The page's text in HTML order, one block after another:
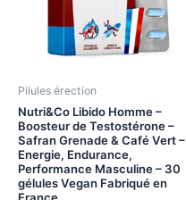
Pilules érection
Nutri&Co Libido Homme –
Boosteur de Testostérone –
Safran Grenade & Café Vert –
Energie, Endurance,
Performance Masculine – 30
gélules Vegan Fabriqué en
France